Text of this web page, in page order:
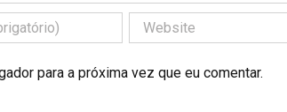
para a próxima vez que eu comentar.